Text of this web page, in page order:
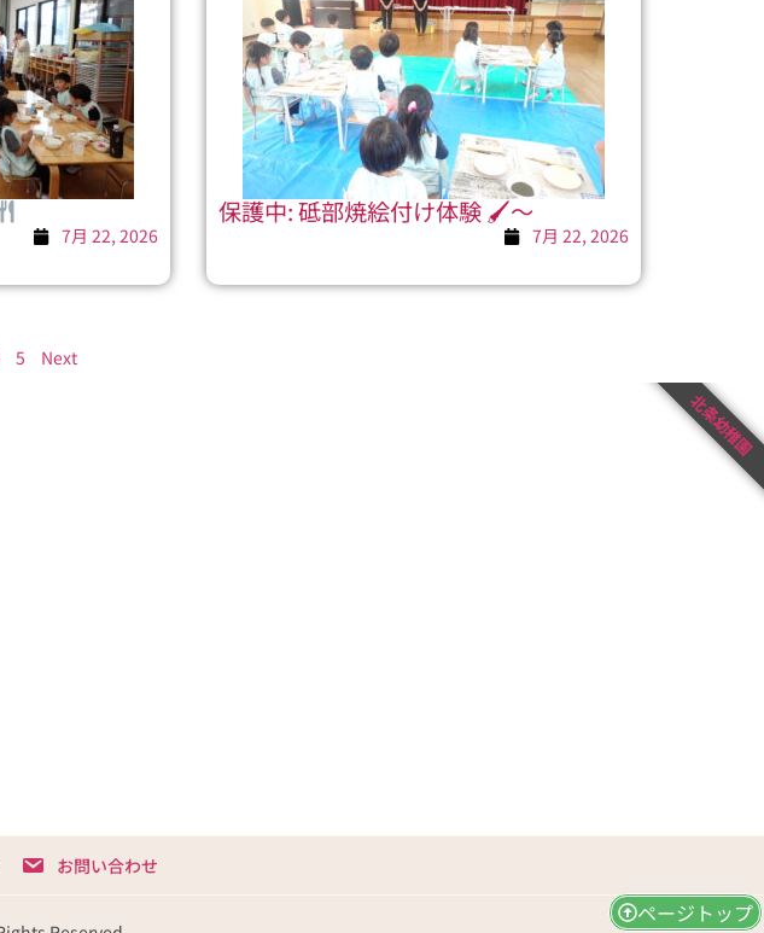
7月 22, 2026
保護中: 砥部焼絵付け体験 🖌～
7月 22, 2026
5 Next
北条幼稚園
お問い合わせ
ページトップ